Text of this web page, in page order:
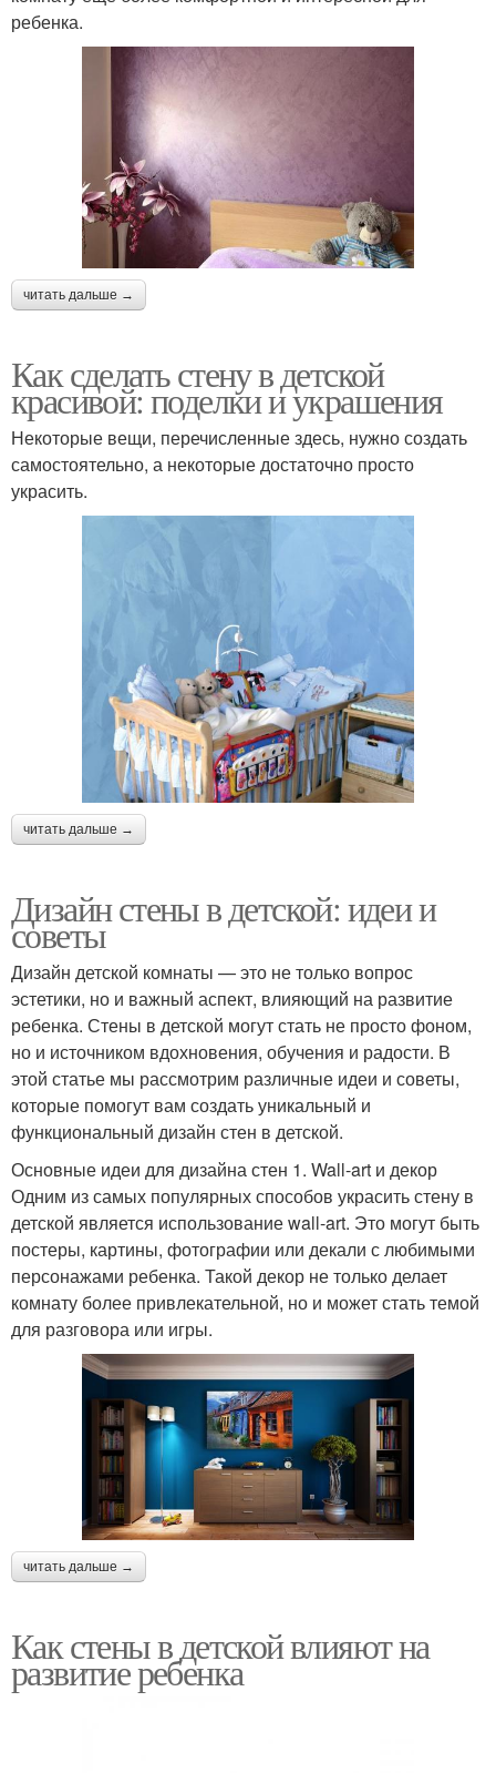
ребенка.
читать дальше →
Как сделать стену в детской
красивой: поделки и украшения
Некоторые вещи, перечисленные здесь, нужно создать
самостоятельно, а некоторые достаточно просто
украсить.
читать дальше →
Дизайн стены в детской: идеи и
советы
Дизайн детской комнаты — это не только вопрос
эстетики, но и важный аспект, влияющий на развитие
ребенка. Стены в детской могут стать не просто фоном,
но и источником вдохновения, обучения и радости. В
этой статье мы рассмотрим различные идеи и советы,
которые помогут вам создать уникальный и
функциональный дизайн стен в детской.
Основные идеи для дизайна стен 1. Wall-art и декор
Одним из самых популярных способов украсить стену в
детской является использование wall-art. Это могут быть
постеры, картины, фотографии или декали с любимыми
персонажами ребенка. Такой декор не только делает
комнату более привлекательной, но и может стать темой
для разговора или игры.
читать дальше →
Как стены в детской влияют на
развитие ребенка